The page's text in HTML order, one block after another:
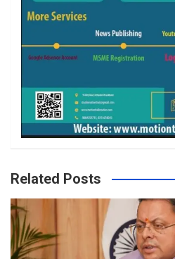
Related Posts